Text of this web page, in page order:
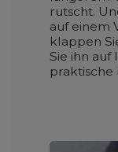
rutscht.
auf einem
klappen
Sie ihn auf
praktische